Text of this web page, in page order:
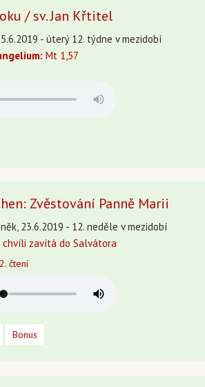
/ sv. Jan Křtitel
- úterý 12. týdne v mezidobí
Mt 1,57
Zvěstování Panně Marii
23.6.2019 - 12. neděle v mezidobí
chvíli zavítá do Salvátora
2. čtení
Bonus